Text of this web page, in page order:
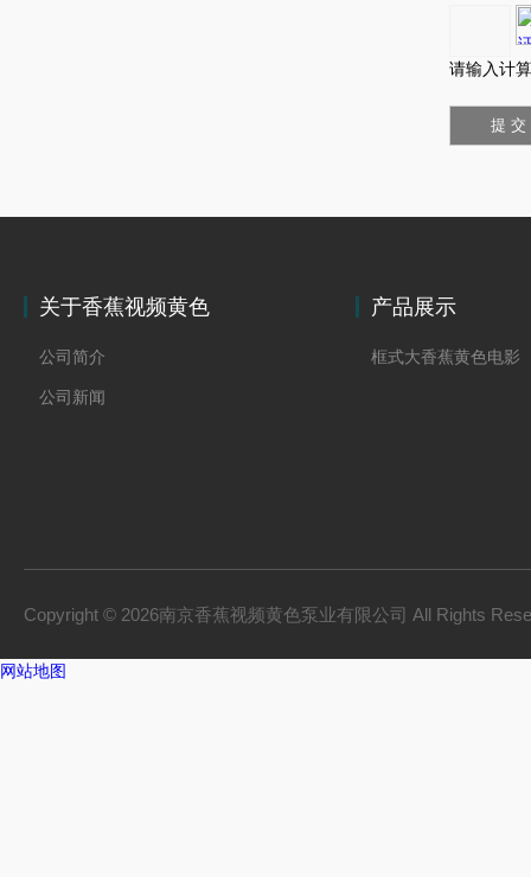
请输入计
关于香蕉视频黄色
公司简介
公司新闻
产品展示
框式大香蕉黄色电影
Copyright © 2026南京香蕉视频黄色泵业有限公司 All Rights
网站地图